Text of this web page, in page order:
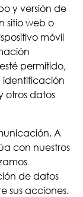
y versión de
sitio web o
móvil
permitido,
identificación
otros datos
A
con nuestros
de datos
sus acciones.